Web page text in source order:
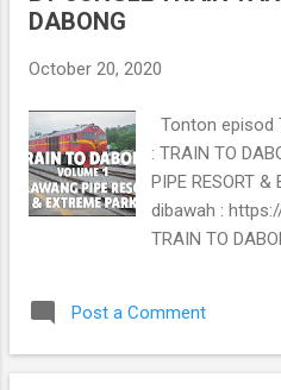
alam
mampu
setiap
Terjun dan
kawasan yang
kawasan yang
DABONG
October 20, 2020
Tonton episod
: TRAIN TO
PIPE RESORT &
dibawah :
TRAIN TO
DABONG
EKSPEDISI KE
Post a Comment